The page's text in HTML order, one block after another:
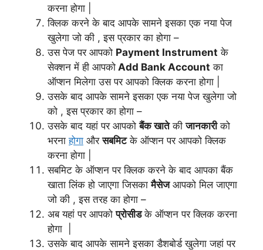
करना होगा |
क्लिक करने के बाद आपके सामने इसका एक नया पेज
खुलेगा जो की , इस प्रकार का होगा –
उस पेज पर आपको Payment Instrument के
सेक्शन में ही आपको Add Bank Account का
ऑप्शन मिलेगा उस पर आपको क्लिक करना होगा |
उसके बाद आपकेसामने इसका एक नया पेज खुलेगा जो
को , इस प्रकार का होगा –
उसके बाद यहां पर आपकोबैंक खातेकीजानकारीको
भरनाहोगा औरसबमिटके ऑप्शन पर आपको क्लिक
करना होगा |
सबमिट के ऑप्शन पर क्लिक करने के बाद आपका बैंक
खाता लिंक हो जाएगा जिसकामैसेजआपको मिल जाएगा
जो की , इस तरह का होगा –
अब यहां पर आपकोप्रोसीडके ऑप्शन पर क्लिक करना
होगा |
उसके बाद आपके सामने इसका डैशबोर्ड खुलेगा जहां पर